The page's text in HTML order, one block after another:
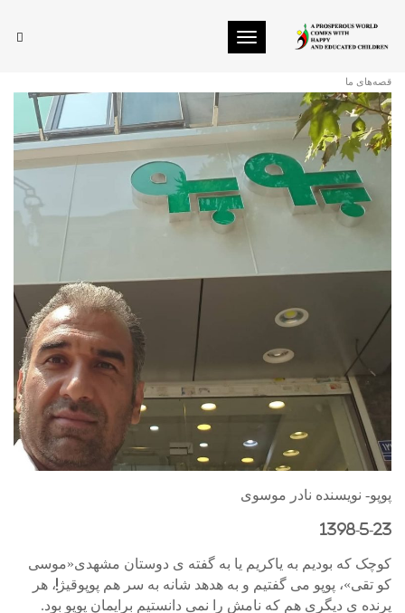
Toggle navigation
قصه‌های ما
پوپو- نویسنده نادر موسوی
1398-5-23
کوچک که بودیم به یاکریم یا به گفته ی دوستان مشهدی«موسی
کو تقی»، پوپو می گفتیم و به هدهد شانه به سر هم پوپوقیژ!، هر
پرنده ی دیگری هم که نامش را نمی دانستیم برایمان پوپو بود.